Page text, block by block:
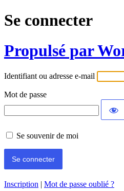
Se connecter
Propulsé par
Identifiant ou adresse e-mail
Mot de passe
Se souvenir de moi
Inscription | Mot de passe oublié ?